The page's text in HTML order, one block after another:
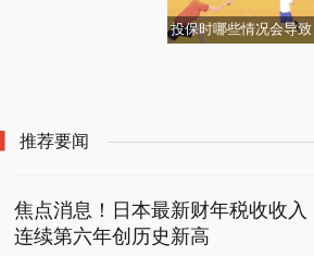
投保时哪些情况会导致
推荐要闻
焦点消息！日本最新财年税收收入
连续第六年创历史新高